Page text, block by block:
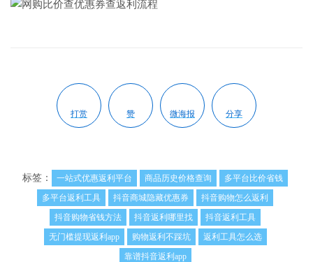
打赏 赞 微海报 分享
标签： 一站式优惠返利平台 商品历史价格查询
多平台比价省钱
多平台返利工具
抖音商城隐藏优惠券
抖音购物怎么返利
抖音购物省钱方法
抖音返利哪里找
抖音返利工具
无门槛提现返利app
购物返利不踩坑
返利工具怎么选
靠谱抖音返利app